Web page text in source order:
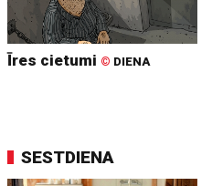
Īres cietumi © DIENA
SESTDIENA